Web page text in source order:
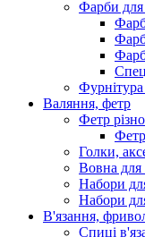
Фарби для
Валяння, фетр
Фетр
Голки,
Вовна для
Набори
Набори
В'язання,
Спиці